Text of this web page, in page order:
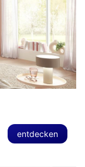
entdecken